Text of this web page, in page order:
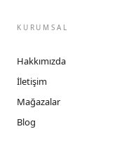
KURUMSAL
Hakkımızda
İletişim
Mağazalar
Blog